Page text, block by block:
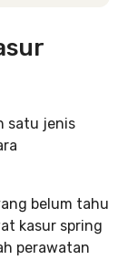
satu jenis
belum tahu
kasur spring
perawatan